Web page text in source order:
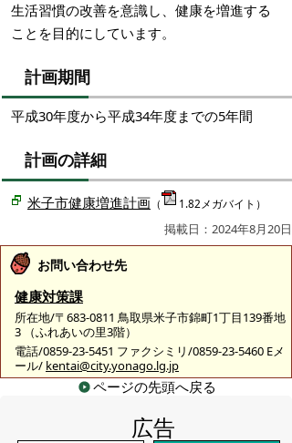
生活習慣の改善を意識し、健康を増進する
ことを目的にしています。
計画期間
平成30年度から平成34年度までの5年間
計画の詳細
米子市健康増進計画 （ 1.82メガバイト）
掲載日：2024年8月20日
お問い合わせ先
健康対策課
所在地/〒683-0811 鳥取県米子市錦町1丁目139番地
3 （ふれあいの里3階）
電話/0859-23-5451 ファクシミリ/0859-23-5460 Eメ
ール/ kentai@city.yonago.lg.jp
ページの先頭へ戻る
広告